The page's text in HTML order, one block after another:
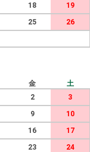
18
19
25
26
金
土
2
3
9
10
16
17
23 24